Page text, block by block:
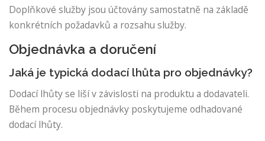
Doplňkové služby jsou účtovány samostatně na základě
konkrétních požadavků a rozsahu služby.
Objednávka a doručení
Jaká je typická dodací lhůta pro objednávky?
Dodací lhůty se liší v závislosti na produktu a dodavateli.
Během procesu objednávky poskytujeme odhadované
dodací lhůty.